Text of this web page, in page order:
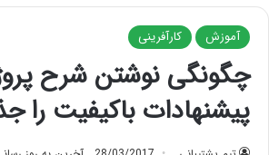
آموزش کارآفرینی
چگونگی نوشتن شرح
پیشنهادات باکیفیت را